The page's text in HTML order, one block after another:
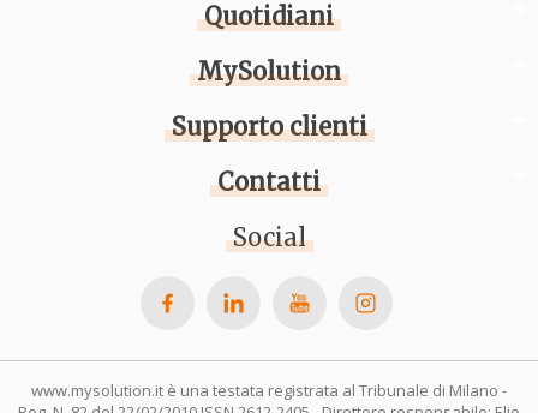
Quotidiani
MySolution
Supporto clienti
Contatti
Social
www.mysolution.it è una testata registrata al Tribunale di Milano -